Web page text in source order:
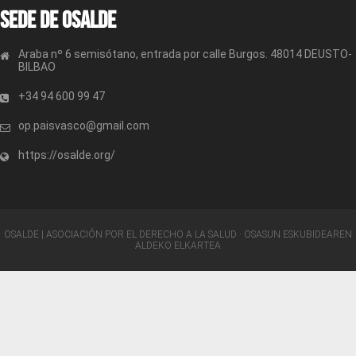
Sede de OSALDE
Araba nº 6 semisótano, entrada por calle Burgos. 48014 DEUSTO-
BILBAO
+34 94 600 99 47
op.paisvasco@gmail.com
https://osalde.org/
OSALDE | ASOCIACIÓN POR EL DERECHO A LA SALUD · OSASUN ESKUBIDEAREN
ALDEKO ELKARTEA